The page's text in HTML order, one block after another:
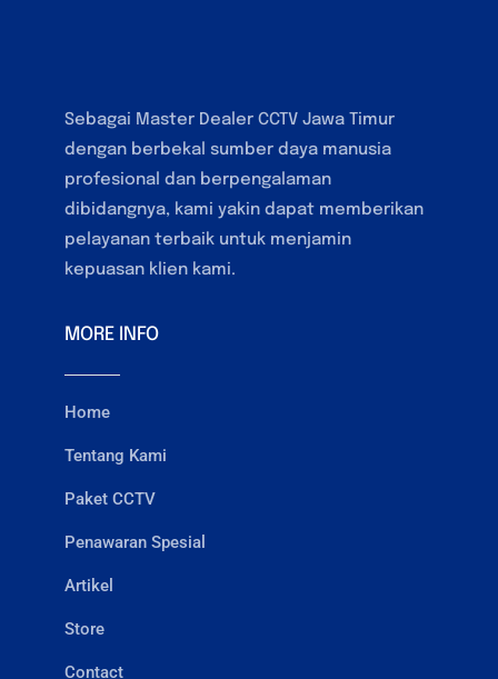
Sebagai Master Dealer CCTV Jawa Timur
dengan berbekal sumber daya manusia
profesional dan berpengalaman
dibidangnya, kami yakin dapat memberikan
pelayanan terbaik untuk menjamin
kepuasan klien kami.
MORE INFO
Home
Tentang Kami
Paket CCTV
Penawaran Spesial
Artikel
Store
Contact